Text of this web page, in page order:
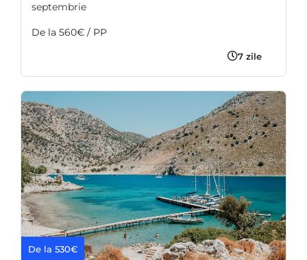
septembrie
De la 560€ / PP
7 zile
De la 530€